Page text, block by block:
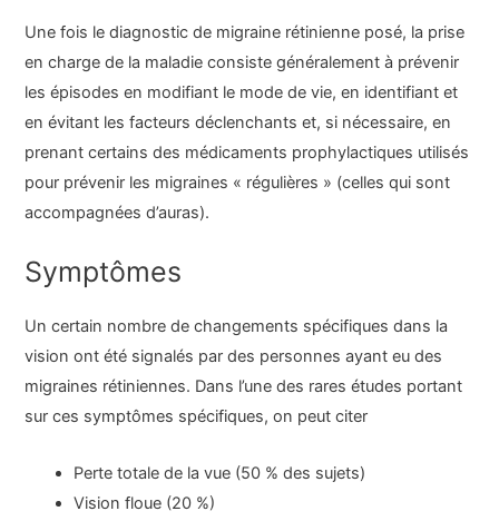
Une fois le diagnostic de migraine rétinienne posé, la prise
en charge de la maladie consiste généralement à prévenir
les épisodes en modifiant le mode de vie, en identifiant et
en évitant les facteurs déclenchants et, si nécessaire, en
prenant certains des médicaments prophylactiques utilisés
pour prévenir les migraines « régulières » (celles qui sont
accompagnées d’auras).
Symptômes
Un certain nombre de changements spécifiques dans la
vision ont été signalés par des personnes ayant eu des
migraines rétiniennes. Dans l’une des rares études portant
sur ces symptômes spécifiques, on peut citer
Perte totale de la vue (50 % des sujets)
Vision floue (20 %)